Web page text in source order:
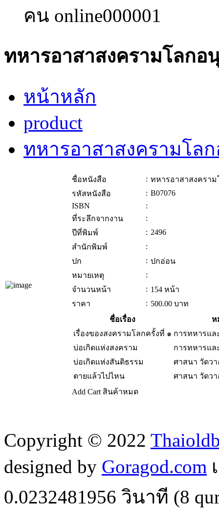
คน online000001
ทหารอาสาสงครามโลกอ
หน้าหลัก
product
ทหารอาสาสงครามโล
ชื่อหนังสือ : ทหารอาสาสงครา
รหัสหนังสือ
: B07076
ISBN
:
ที่ระลึกจากงาน
:
ปีที่พิมพ์
: 2496
สำนักพิมพ์
:
ปก
: ปกอ่อน
หมายเหตุ
:
จำนวนหน้า
: 154 หน้า
ราคา
: 500.00 บาท
ชื่อเรื่อง
ห
เรื่องของสงครามโลกครั้งที่ ๑ การทหารแล
บ่อเกิดแห่งสงคราม
การทหารแล
บ่อเกิดแห่งสันติธรรม
ศาสนา วัดว
ตายแล้วไปไหน
ศาสนา วัดว
Add Cart สินค้าหมด
Copyright © 2022
designed by Goragod.com
0.0232481956 วินาที (8